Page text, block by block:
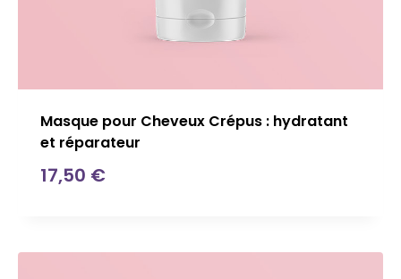
Masque pour Cheveux Crépus : hydratant
et réparateur
17,50 €